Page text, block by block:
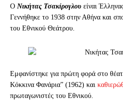
Ο Νικήτας Τσακίρογλου είναι
Γεννήθηκε το 1938 στην Αθήνα και
του Εθνικού Θεάτρου.
Εμφανίστηκε για πρώτη φορά στο
Κόκκινα Φανάρια” (1962) και
πρωταγωνιστές του Εθνικού.